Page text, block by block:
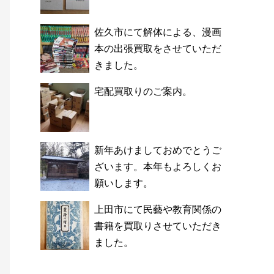
佐久市にて解体による、漫画
本の出張買取をさせていただ
きました。
宅配買取りのご案内。
新年あけましておめでとうご
ざいます。本年もよろしくお
願いします。
上田市にて民藝や教育関係の
書籍を買取りさせていただき
ました。